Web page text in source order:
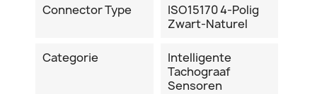
Connector Type
ISO15170 4-Polig
Zwart-Naturel
Categorie
Intelligente
Tachograaf
Sensoren